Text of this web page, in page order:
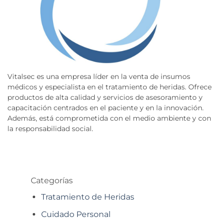
Vitalsec es una empresa líder en la venta de insumos
médicos y especialista en el tratamiento de heridas. Ofrece
productos de alta calidad y servicios de asesoramiento y
capacitación centrados en el paciente y en la innovación.
Además, está comprometida con el medio ambiente y con
la responsabilidad social.
Categorías
Tratamiento de Heridas
Cuidado Personal